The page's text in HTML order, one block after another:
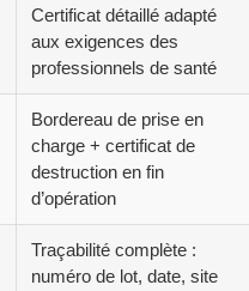
Certificat détaillé adapté
aux exigences des
professionnels de santé
Bordereau de prise en
charge + certificat de
destruction en fin
d’opération
Traçabilité complète :
numéro de lot, date, site